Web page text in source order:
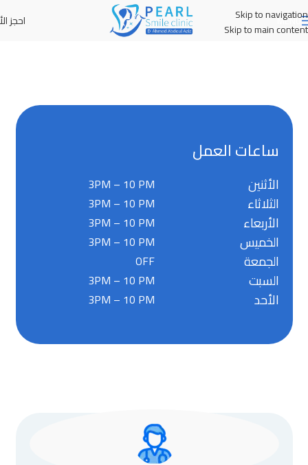
Skip to navigation
Skip to main content
MENU احجز
ساعات العمل
3PM – 10 PM الأثنين
3PM – 10 PM الثلاثاء
3PM – 10 PM الأربعاء
3PM – 10 PM الخميس
OFF الجمعة
3PM – 10 PM السبت
3PM – 10 PM الأحد